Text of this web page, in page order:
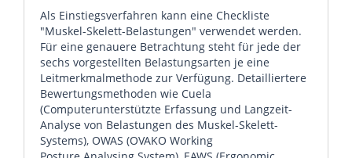
Als Einstiegsverfahren kann eine Checkliste
"Muskel-Skelett-Belastungen" verwendet werden.
Für eine genauere Betrachtung steht für jede der
sechs vorgestellten Belastungsarten je eine
Leitmerkmalmethode zur Verfügung. Detailliertere
Bewertungsmethoden wie Cuela
(Computerunterstützte Erfassung und Langzeit-
Analyse von Belastungen des Muskel-Skelett-
Systems), OWAS (OVAKO Working